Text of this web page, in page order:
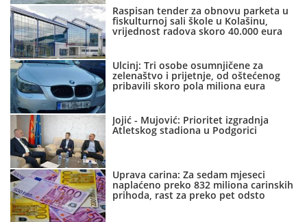
Raspisan tender za obnovu parketa u
fiskulturnoj sali škole u Kolašinu,
vrijednost radova skoro 40.000 eura
Ulcinj: Tri osobe osumnjičene za
zelenaštvo i prijetnje, od oštećenog
pribavili skoro pola miliona eura
Jojić - Mujović: Prioritet izgradnja
Atletskog stadiona u Podgorici
Uprava carina: Za sedam mjeseci
naplaćeno preko 832 miliona carinskih
prihoda, rast za preko pet odsto